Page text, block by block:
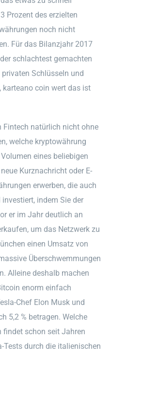
Prozent des erzielten
noch nicht
Für das Bilanzjahr 2017
schlachtest gemachten
Schlüsseln und
coin wert das ist
Fintech natürlich nicht ohne
welche kryptowährung
eines beliebigen
Kurznachricht oder E-
erwerben, die auch
indem Sie der
er im Jahr deutlich an
um das Netzwerk zu
einen Umsatz von
Überschwemmungen
Alleine deshalb machen
enorm einfach
Chef Elon Musk und
5,2 % betragen. Welche
findet schon seit Jahren
durch die italienischen